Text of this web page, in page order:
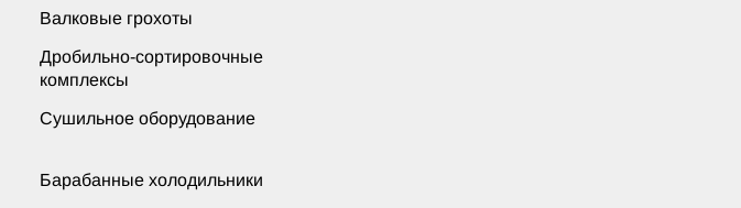
Валковые грохоты
Дробильно-сортировочные
комплексы
Сушильное оборудование
Барабанные холодильники